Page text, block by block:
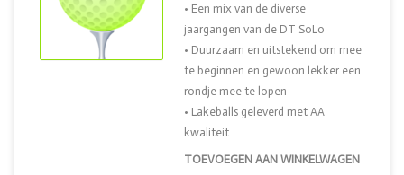
TOEVOEGEN AAN WINKELWAGEN
• Een mix van de diverse
jaargangen van de DT SoLo
• Duurzaam en uitstekend om mee
te beginnen en gewoon lekker een
rondje mee te lopen
• Lakeballs geleverd met AA
kwaliteit